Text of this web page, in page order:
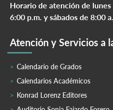
Horario de atención de lunes
6:00 p.m. y sábados de 8:00
Atención y Servicios a
Calendario de Grados
Calendarios Académicos
Konrad Lorenz Editores